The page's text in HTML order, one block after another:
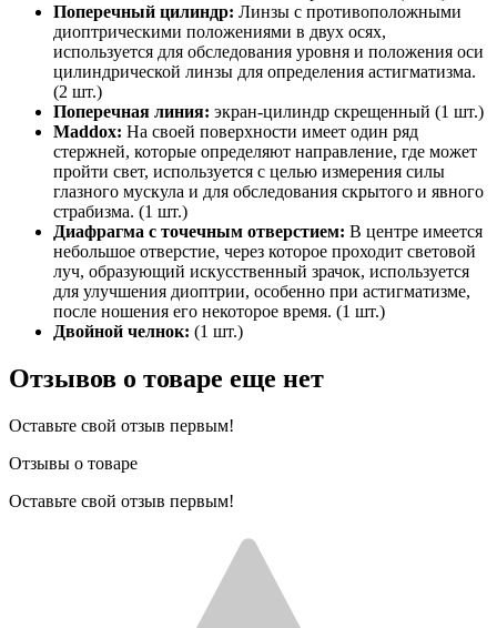
Поперечный цилиндр: Линзы с противоположными
диоптрическими положениями в двух осях,
используется для обследования уровня и положения оси
цилиндрической линзы для определения астигматизма.
(2 шт.)
Поперечная линия: экран-цилиндр скрещенный (1 шт.)
Maddox: На своей поверхности имеет один ряд
стержней, которые определяют направление, где может
пройти свет, используется с целью измерения силы
глазного мускула и для обследования скрытого и явного
страбизма. (1 шт.)
Диафрагма с точечным отверстием: В центре имеется
небольшое отверстие, через которое проходит световой
луч, образующий искусственный зрачок, используется
для улучшения диоптрии, особенно при астигматизме,
после ношения его некоторое время. (1 шт.)
Двойной челнок: (1 шт.)
Отзывов о товаре еще нет
Оставьте свой отзыв первым!
Отзывы о товаре
Оставьте свой отзыв первым!